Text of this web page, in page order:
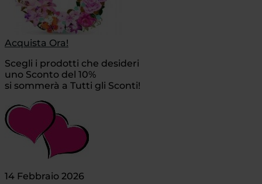
Acquista Ora!
Scegli i prodotti che desideri
uno Sconto del 10%
si sommerà a Tutti gli Sconti!
14 Febbraio 2026